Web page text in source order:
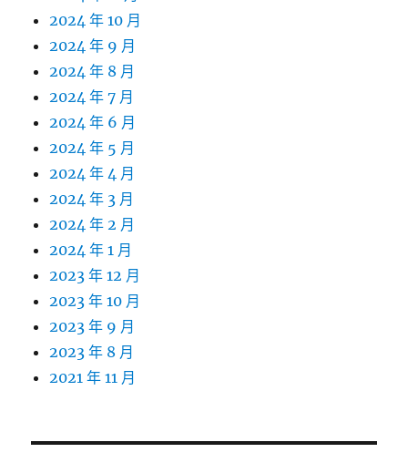
2024 年 10 月
2024 年 9 月
2024 年 8 月
2024 年 7 月
2024 年 6 月
2024 年 5 月
2024 年 4 月
2024 年 3 月
2024 年 2 月
2024 年 1 月
2023 年 12 月
2023 年 10 月
2023 年 9 月
2023 年 8 月
2021 年 11 月